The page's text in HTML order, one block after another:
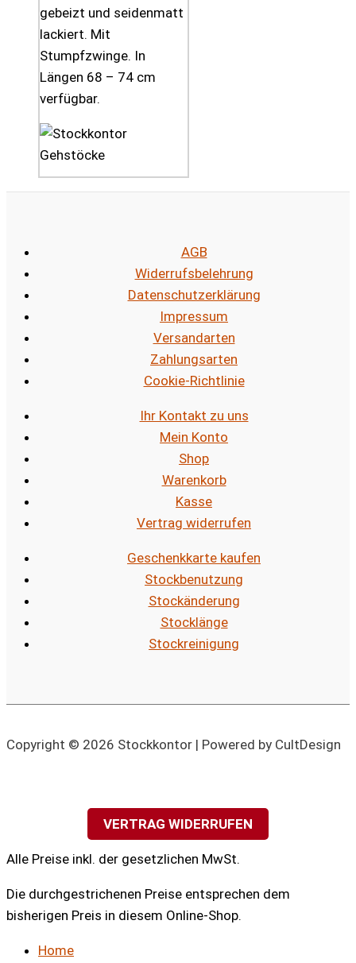
gebeizt und seidenmatt
lackiert. Mit
Stumpfzwinge. In
Längen 68 – 74 cm
verfügbar.
AGB
Widerrufsbelehrung
Datenschutzerklärung
Impressum
Versandarten
Zahlungsarten
Cookie-Richtlinie
Ihr Kontakt zu uns
Mein Konto
Shop
Warenkorb
Kasse
Vertrag widerrufen
Geschenkkarte kaufen
Stockbenutzung
Stockänderung
Stocklänge
Stockreinigung
Copyright © 2026 Stockkontor | Powered by CultDesign
VERTRAG WIDERRUFEN
Alle Preise inkl. der gesetzlichen MwSt.
Die durchgestrichenen Preise entsprechen dem
bisherigen Preis in diesem Online-Shop.
Home